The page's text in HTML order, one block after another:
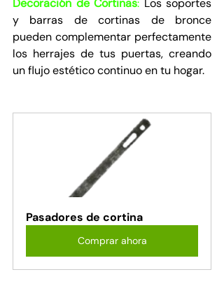
Decoración de Cortinas: Los soportes
y barras de cortinas de bronce
pueden complementar perfectamente
los herrajes de tus puertas, creando
un flujo estético continuo en tu hogar.
Pasadores de cortina
Comprar ahora